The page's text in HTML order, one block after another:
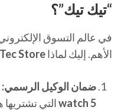
“تيك تيك”؟
الأهم. إليك لماذاStore
ضمان الوكيل الرسمي:
watch 5